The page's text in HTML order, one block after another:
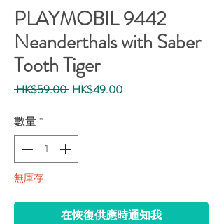
PLAYMOBIL 9442
Neanderthals with Saber
Tooth Tiger
HK$59.00 一
格
HK$49.00促
數量*
無庫存
在恢復供應時通知我